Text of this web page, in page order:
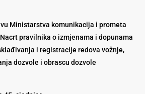
Ministarstva komunikacija i prometa
pravilnika o izmjenama i dopunama
i registracije redova vožnje,
dozvole i obrascu dozvole